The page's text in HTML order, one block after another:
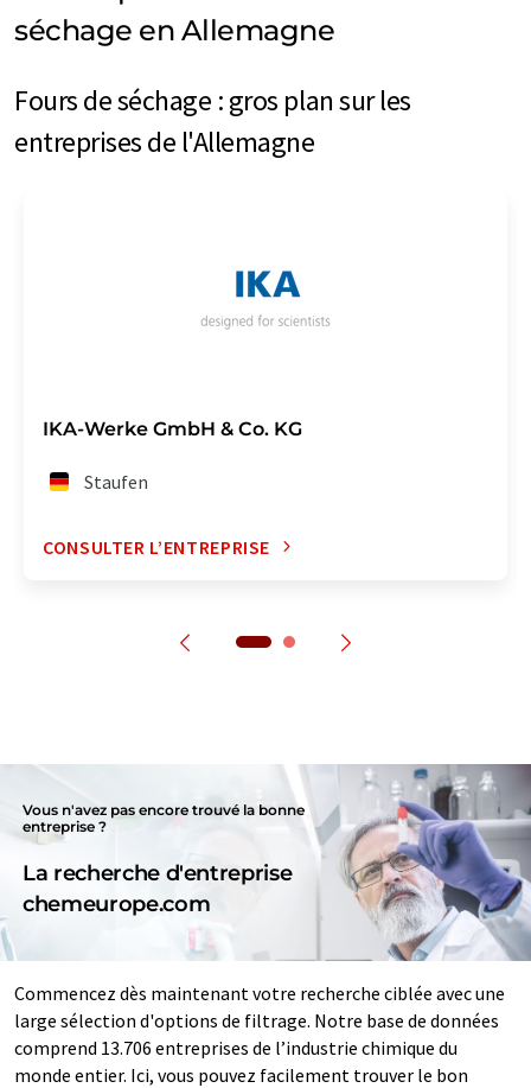
séchage en Allemagne
Fours de séchage : gros plan sur les
entreprises de l'Allemagne
IKA-Werke GmbH & Co. KG
Staufen
CONSULTER L’ENTREPRISE
Vous n'avez pas encore trouvé la bonne
entreprise ?
La recherche d'entreprise
chemeurope.com
Commencez dès maintenant votre recherche ciblée avec une
large sélection d'options de filtrage. Notre base de données
comprend 13.706 entreprises de l’industrie chimique du
monde entier. Ici, vous pouvez facilement trouver le bon